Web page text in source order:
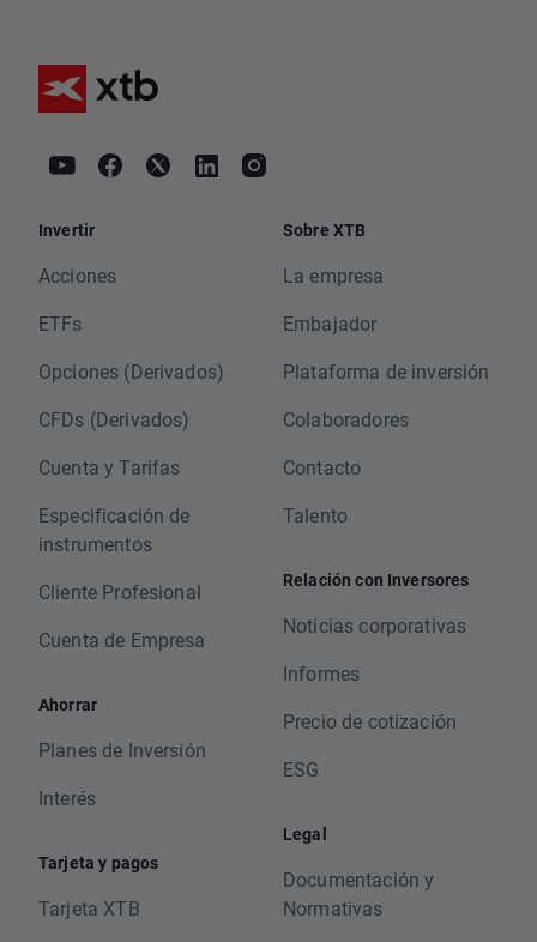
Invertir
Acciones
ETFs
Opciones (Derivados)
CFDs (Derivados)
Cuenta y Tarifas
Especificación de
instrumentos
Cliente Profesional
Cuenta de Empresa
Ahorrar
Planes de Inversión
Interés
Tarjeta y pagos
Tarjeta XTB
Sobre XTB
La empresa
Embajador
Plataforma de inversión
Colaboradores
Contacto
Talento
Relación con Inversores
Noticias corporativas
Informes
Precio de cotización
ESG
Legal
Documentación y
Normativas